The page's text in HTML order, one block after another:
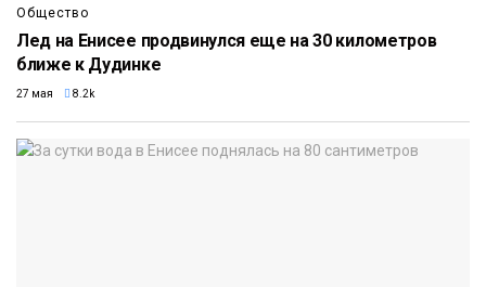
Общество
Лед на Енисее продвинулся еще на 30 километров
ближе к Дудинке
27 мая 8.2k